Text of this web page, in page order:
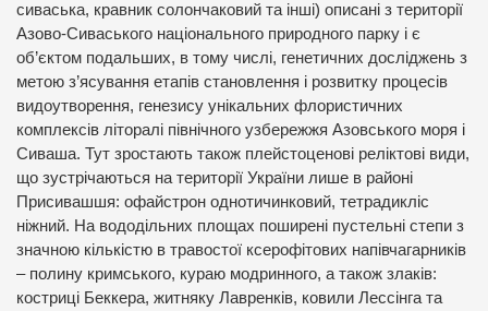
сиваська, кравник солончаковий та інші) описані з території
Азово-Сиваського національного природного парку і є
об’єктом подальших, в тому числі, генетичних досліджень з
метою з’ясування етапів становлення і розвитку процесів
видоутворення, генезису унікальних флористичних
комплексів літоралі північного узбережжя Азовського моря і
Сиваша. Тут зростають також плейстоценові реліктові види,
що зустрічаються на території України лише в районі
Присивашшя: офайстрон однотичинковий, тетрадикліс
ніжний. На вододільних площах поширені пустельні степи з
значною кількістю в травостої ксерофітових напівчагарників
– полину кримського, кураю модринного, а також злаків:
костриці Беккера, житняку Лавренків, ковили Лессінга та